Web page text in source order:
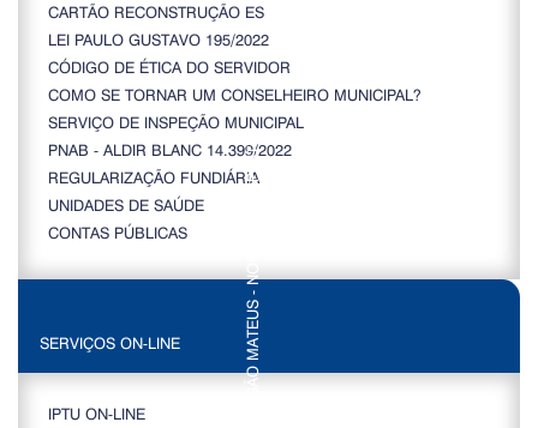
CARTÃO RECONSTRUÇÃO ES
LEI PAULO GUSTAVO 195/2022
CÓDIGO DE ÉTICA DO SERVIDOR
COMO SE TORNAR UM CONSELHEIRO MUNICIPAL?
SERVIÇO DE INSPEÇÃO MUNICIPAL
PNAB - ALDIR BLANC 14.399/2022
REGULARIZAÇÃO FUNDIÁRIA
UNIDADES DE SAÚDE
CONTAS PÚBLICAS
SERVIÇOS ON-LINE
IPTU ON-LINE